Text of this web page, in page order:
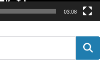
03:08